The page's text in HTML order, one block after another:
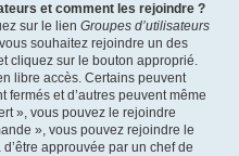
et comment les rejoindre ?
sur le lien Groupes d’utilisateurs
souhaitez rejoindre un des
cliquez sur le bouton approprié.
libre accès. Certains peuvent
et d’autres peuvent même
», vous pouvez le rejoindre
», vous pouvez rejoindre le
approuvée par un chef de